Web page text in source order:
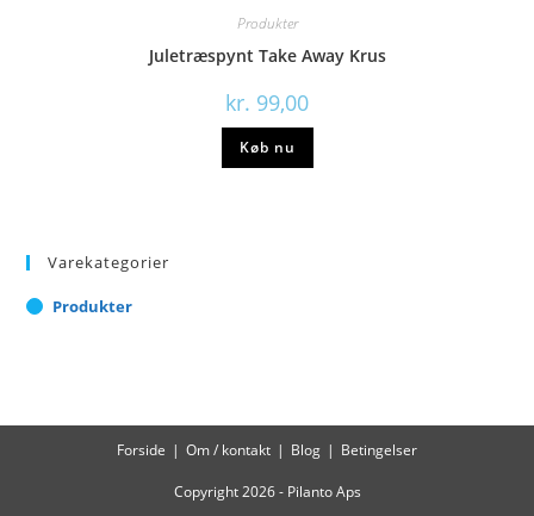
Produkter
Juletræspynt Take Away Krus
kr. 99,00
Køb nu
Varekategorier
Produkter
Forside Om / kontakt Blog Betingelser
Copyright 2026 - Pilanto Aps